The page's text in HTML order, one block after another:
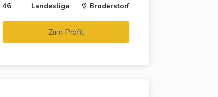
Broderstorf
Landesliga
46
Zum Profil